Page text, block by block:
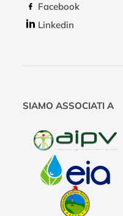
Facebook
Linkedin
SIAMO ASSOCIATI A